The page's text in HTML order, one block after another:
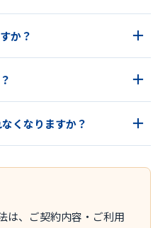
か？
くなりますか？
は、ご契約内容・ご利用